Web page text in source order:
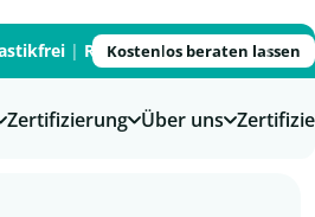
| Recycled|Recyclable|
Kostenlos beraten lassen
Zertifizierung Über uns